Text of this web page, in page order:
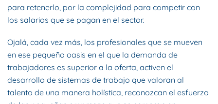
para retenerlo, por la complejidad para competir con
los salarios que se pagan en el sector.
Ojalá, cada vez más, los profesionales que se mueven
en ese pequeño oasis en el que la demanda de
trabajadores es superior a la oferta, activen el
desarrollo de sistemas de trabajo que valoran al
talento de una manera holística, reconozcan el esfuerzo